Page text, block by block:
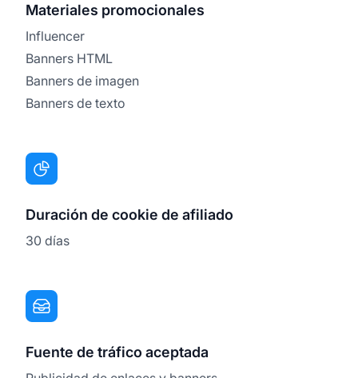
Materiales promocionales
Influencer
Banners HTML
Banners de imagen
Banners de texto
Duración de cookie de afiliado
30 días
Fuente de tráfico aceptada